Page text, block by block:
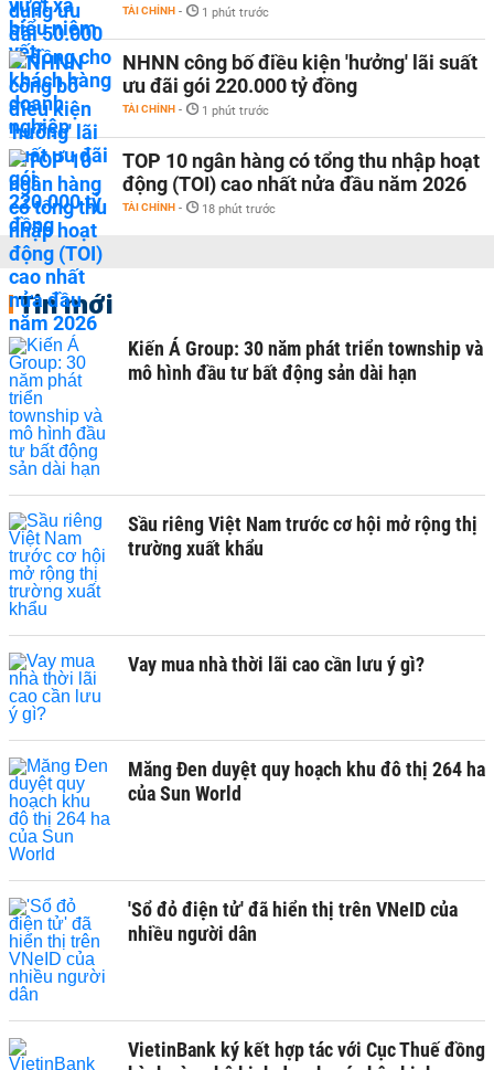
TÀI CHÍNH - 1 phút trước
NHNN công bố điều kiện 'hưởng' lãi suất
ưu đãi gói 220.000 tỷ đồng
TÀI CHÍNH - 1 phút trước
TOP 10 ngân hàng có tổng thu nhập hoạt
động (TOI) cao nhất nửa đầu năm 2026
TÀI CHÍNH - 18 phút trước
Tin mới
Kiến Á Group: 30 năm phát triển township và
mô hình đầu tư bất động sản dài hạn
Sầu riêng Việt Nam trước cơ hội mở rộng thị
trường xuất khẩu
Vay mua nhà thời lãi cao cần lưu ý gì?
Măng Đen duyệt quy hoạch khu đô thị 264 ha
của Sun World
'Sổ đỏ điện tử' đã hiển thị trên VNeID của
nhiều người dân
VietinBank ký kết hợp tác với Cục Thuế đồng